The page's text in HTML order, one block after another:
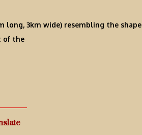
long, 3km wide) resembling the shape
of the